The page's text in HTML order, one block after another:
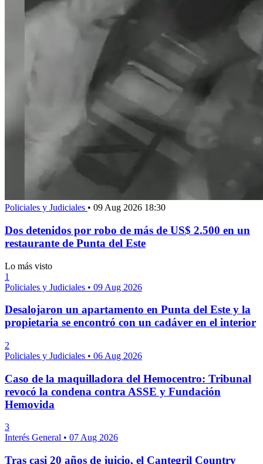
Policiales y Judiciales • 09 Aug 2026 18:30
Dos detenidos por robo de más de US$ 2.500 en un
restaurante de Punta del Este
Lo más visto
1
Policiales y Judiciales • 09 Aug 2026
Desalojaron un apartamento en Punta del Este y la
propietaria se encontró con un cadáver en el interior
2
Policiales y Judiciales • 06 Aug 2026
Caso de la maquilladora del Hemocentro: Tribunal
revocó la condena contra ASSE y Fundación
Hemovida
3
Interés General • 07 Aug 2026
Tras casi 20 años de juicio, el Cantegril Country